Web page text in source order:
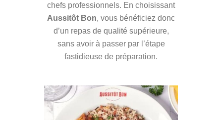
chefs professionnels. En choisissant
Aussitôt Bon, vous bénéficiez donc
d’un repas de qualité supérieure,
sans avoir à passer par l’étape
fastidieuse de préparation.